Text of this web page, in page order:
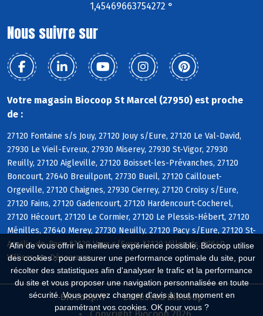
Afin de vous offrir la meilleure expérience possible, Biocoop utilise
des cookies : pour assurer une performance optimale du site, pour
récolter des statistiques afin d'analyser le trafic et la performance
du site et vous proposer une navigation personnalisée en toute
sécurité. Vous pouvez changer d'avis à tout moment en
paramétrant vos cookies. OK pour vous ?
1,45469663754272 °
Nous suivre sur
Votre magasin Biocoop St Marcel (27950) est proche
de :
27120 Fontaine s/s Jouy, 27120 Jouy s/Eure, 27120 Le Val-David,
27930 Le Vieil-Evreux, 27930 Miserey, 27930 St-Vigor, 27930
Reuilly, 27120 Aigleville, 27120 Boisset-les-Prévanches, 27120
Boncourt, 27640 Breuilpont, 27730 Bueil, 27120 Caillouet-
Orgeville, 27120 Chaignes, 27930 Cierrey, 27120 Croisy s/Eure,
27120 Fains, 27120 Gadencourt, 27120 Hardencourt-Cocherel,
27120 Hécourt, 27120 Le Cormier, 27120 Le Plessis-Hébert, 27120
Ménilles, 27640 Merey, 27730 Neuilly, 27120 Pacy s/Eure, 27120 St-
Aquilin-de-Pacy, 27120 Vaux s/Eure, 27120 Villegats, 27640
Villiers-en-Désoeuvre
Biocoop.fr
Le réseau Biocoop